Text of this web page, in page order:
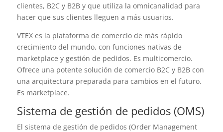
clientes, B2C y B2B y que utiliza la omnicanalidad para
hacer que sus clientes lleguen a más usuarios.
VTEX es la plataforma de comercio de más rápido
crecimiento del mundo, con funciones nativas de
marketplace y gestión de pedidos. Es multicomercio.
Ofrece una potente solución de comercio B2C y B2B con
una arquitectura preparada para cambios en el futuro.
Es marketplace.
Sistema de gestión de pedidos (OMS)
El sistema de gestión de pedidos (Order Management